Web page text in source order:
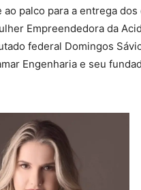
ao palco para a entrega
Empreendedora da
federal Domingos
Engenharia e seu